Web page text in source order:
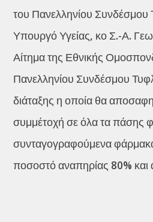
του Πανελληνίου
Υπουργό Υγείας, κο Σ.-Α.
Αίτημα της Εθνικής
Πανελληνίου Συνδέσμου
διάταξης η οποία θα
συμμέτοχή σε όλα τα πάσης
συνταγογραφούμενα
ποσοστό αναπηρίας 80% και